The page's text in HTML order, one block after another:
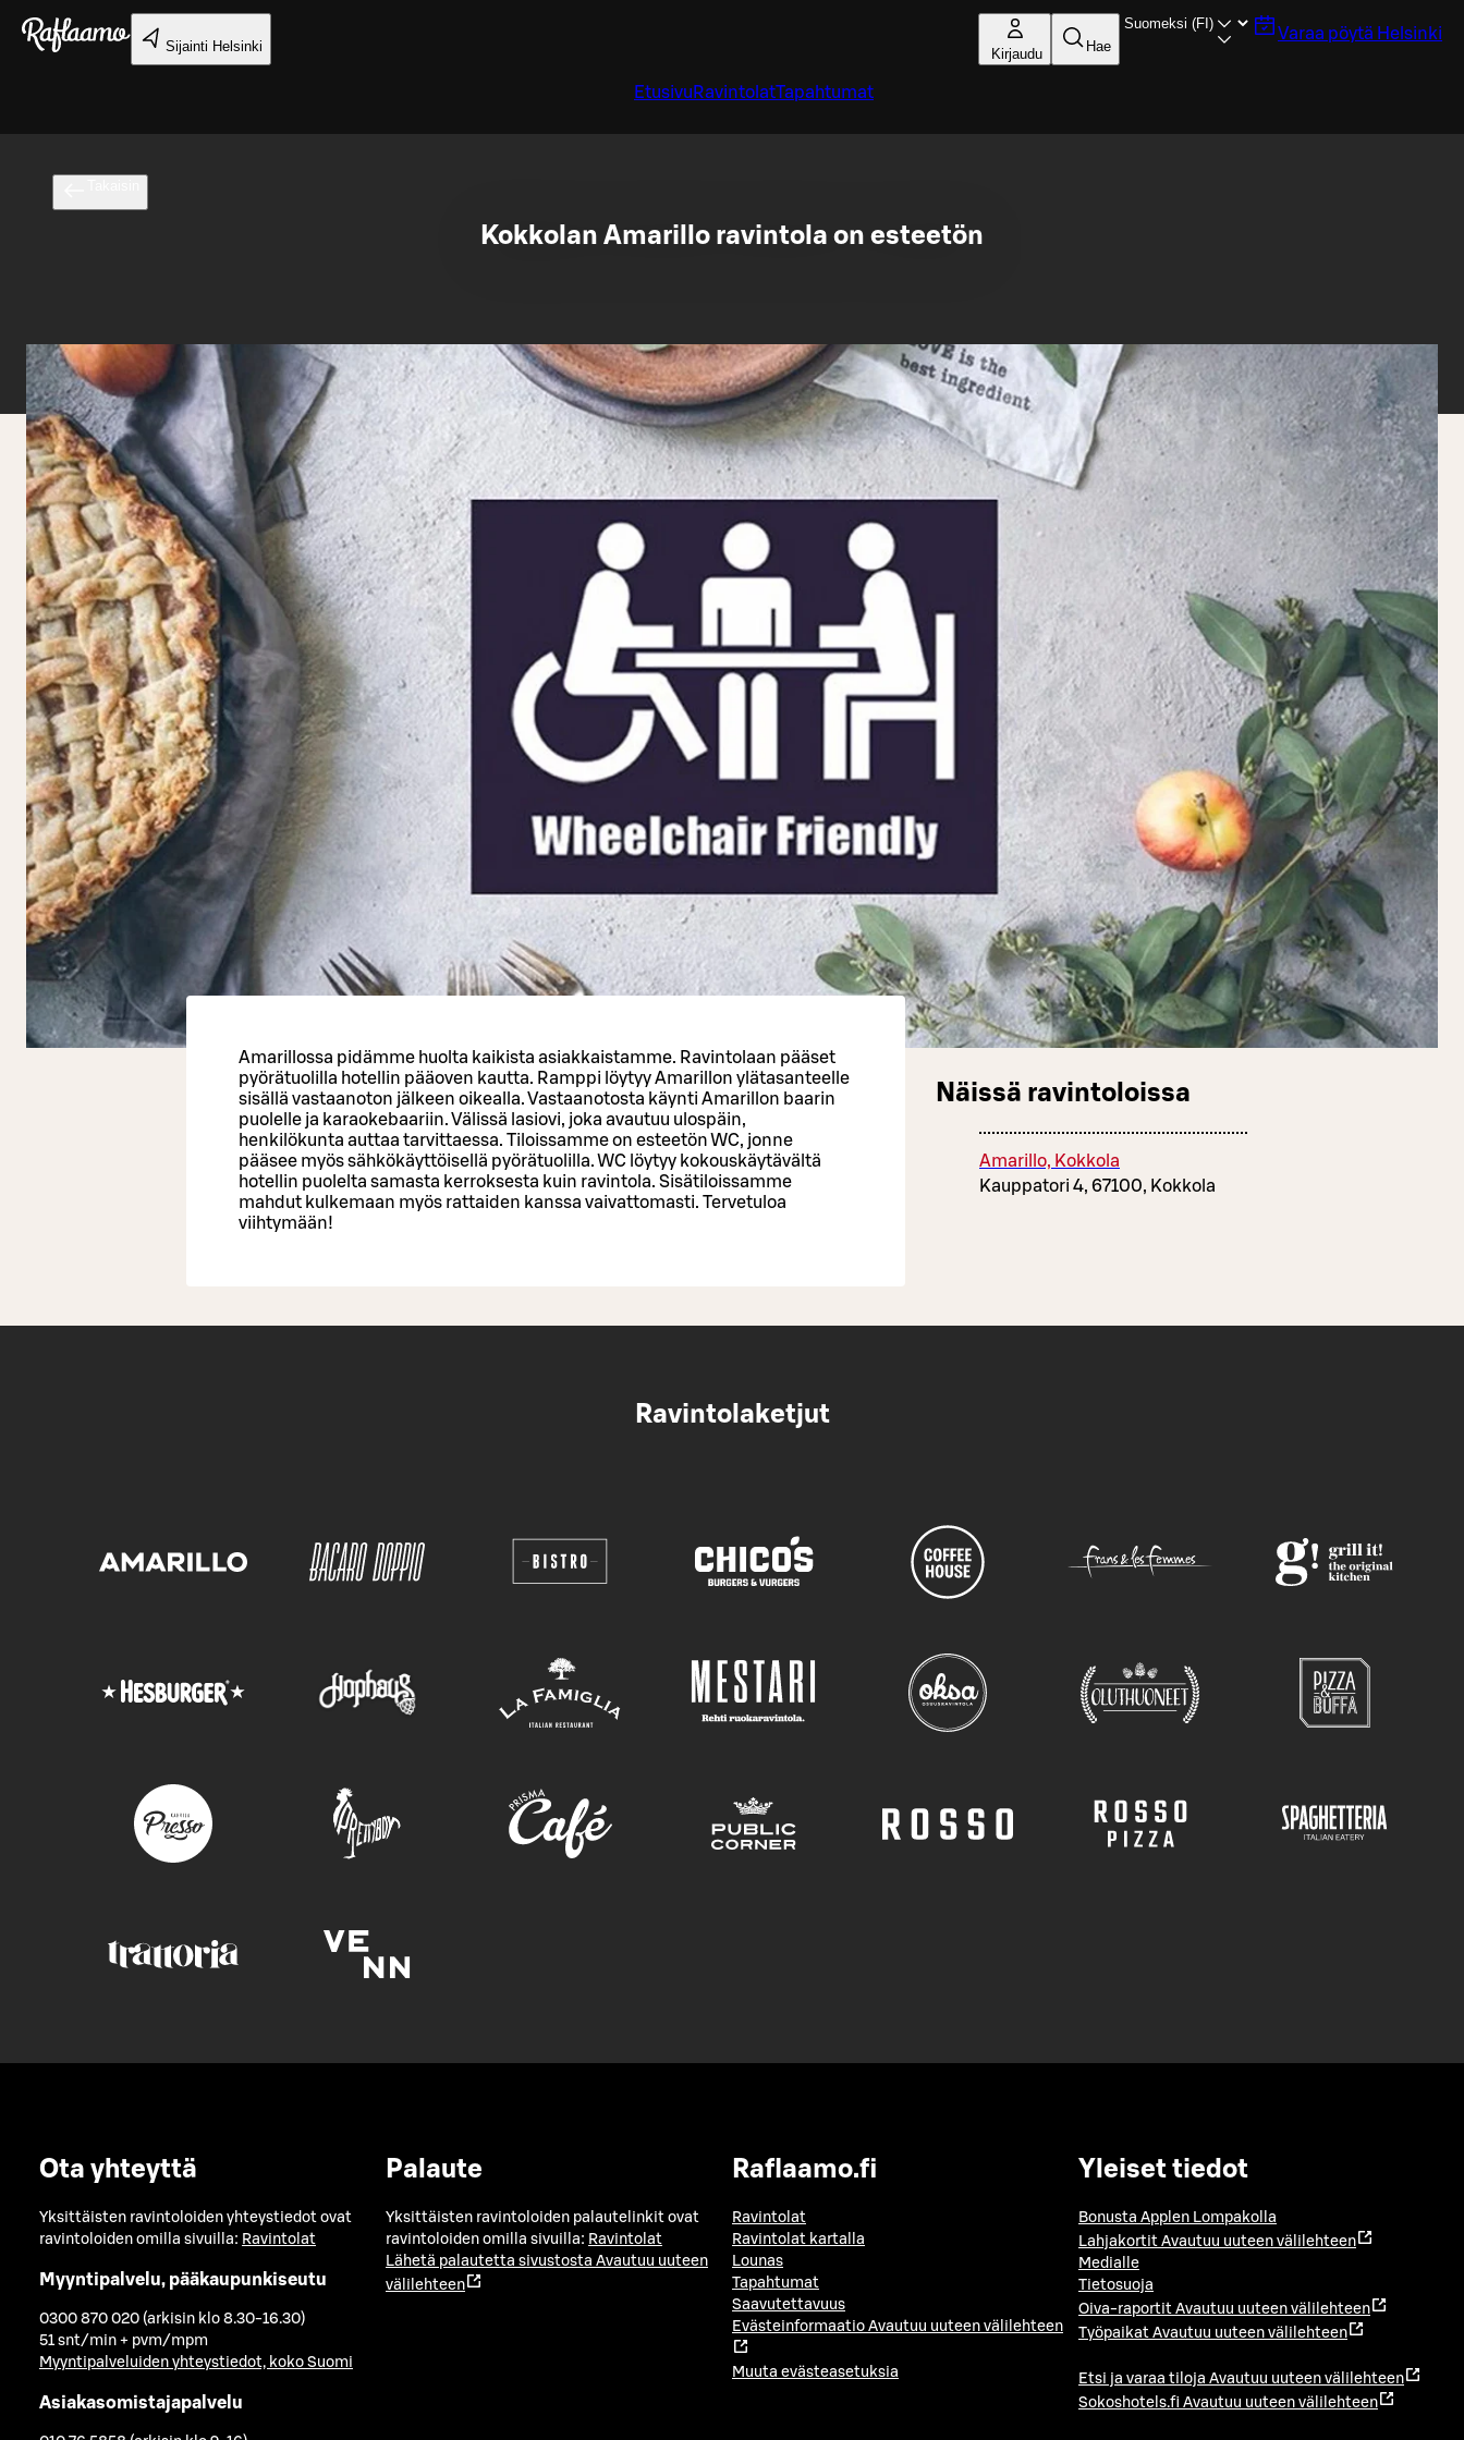
Siirry pääsisältöön
Sijainti Helsinki Kirjaudu Hae
Varaa pöytä Helsinki
Etusivu RavintolatTapahtumat
Kokkolan Amarillo ravintola on esteetön
Amarillossa pidämme huolta kaikista asiakkaistamme. Ravintolaan pääset
pyörätuolilla hotellin pääoven kautta. Ramppi löytyy Amarillon ylätasanteelle
sisällä vastaanoton jälkeen oikealla. Vastaanotosta käynti Amarillon baarin
puolelle ja karaokebaariin. Välissä lasiovi, joka avautuu ulospäin,
henkilökunta auttaa tarvittaessa. Tiloissamme on esteetön WC, jonne
pääsee myös sähkökäyttöisellä pyörätuolilla. WC löytyy kokouskäytävältä
hotellin puolelta samasta kerroksesta kuin ravintola. Sisätiloissamme
mahdut kulkemaan myös rattaiden kanssa vaivattomasti. Tervetuloa
viihtymään!
Näissä ravintoloissa
Amarillo, Kokkola
Kauppatori 4, 67100, Kokkola
Ravintolaketjut
Ota yhteyttä
Yksittäisten ravintoloiden yhteystiedot ovat
ravintoloiden omilla sivuilla: Ravintolat
Myyntipalvelu, pääkaupunkiseutu
0300 870 020 (arkisin klo 8.30-16.30)
51 snt/min + pvm/mpm
Myyntipalveluiden yhteystiedot, koko Suomi
Asiakasomistajapalvelu
Palaute
Yksittäisten ravintoloiden palautelinkit ovat
ravintoloiden omilla sivuilla: Ravintolat
Lähetä palautetta sivustosta Avautuu uuteen
välilehteen
Raflaamo.fi
Ravintolat
Ravintolat kartalla
Lounas
Tapahtumat
Saavutettavuus
Evästeinformaatio Avautuu uuteen välilehteen
Muuta evästeasetuksia
Yleiset tiedot
Bonusta Applen Lompakolla
Lahjakortit Avautuu uuteen välilehteen
Medialle
Tietosuoja
Oiva-raportit Avautuu uuteen välilehteen
Työpaikat Avautuu uuteen välilehteen
Etsi ja varaa tiloja Avautuu uuteen välilehteen
Sokoshotels.fi Avautuu uuteen välilehteen